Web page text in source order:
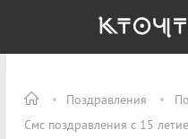
Поздравления
Смс поздравления с 15